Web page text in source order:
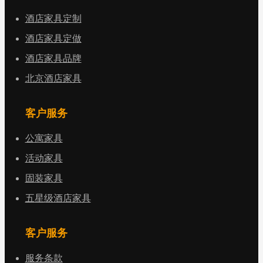
酒店家具定制
酒店家具定做
酒店家具品牌
北京酒店家具
客户服务
公寓家具
活动家具
固装家具
五星级酒店家具
客户服务
服务条款